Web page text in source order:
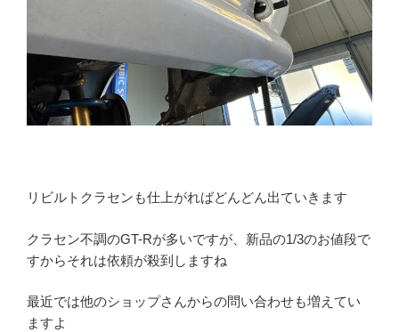
リビルトクラセンも仕上がればどんどん出ていきます
クラセン不調のGT-Rが多いですが、新品の1/3のお値段で
すからそれは依頼が殺到しますね
最近では他のショップさんからの問い合わせも増えてい
ますよ